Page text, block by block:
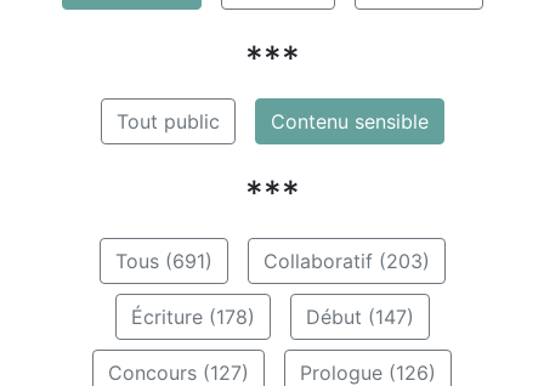
***
Tout public Contenu sensible
***
Tous (691) Collaboratif (203)
Écriture (178) Début (147)
Concours (127) Prologue (126)